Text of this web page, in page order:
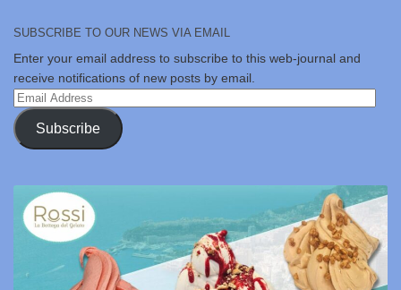
SUBSCRIBE TO OUR NEWS VIA EMAIL
Enter your email address to subscribe to this web-journal and
receive notifications of new posts by email.
Email
Address
Subscribe